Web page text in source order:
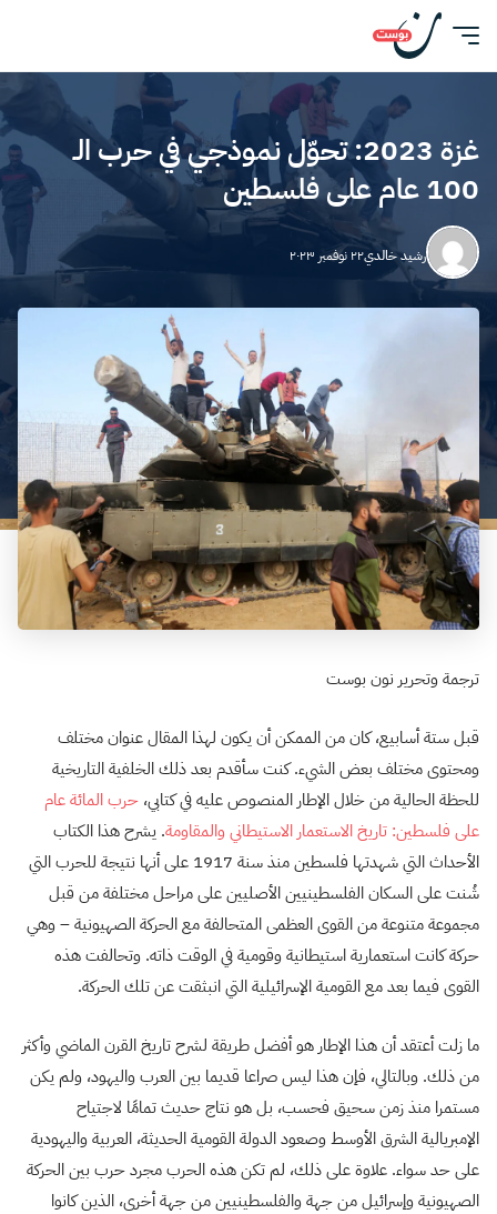
غزة 2023: تحوّل نموذجي في حرب الـ
100 عام على فلسطين
رشيد خالدي٢٢ نوفمبر ٢٠٢٣
ترجمة وتحرير نون بوست
قبل ستة أسابيع، كان من الممكن أن يكون لهذا المقال عنوان مختلف
ومحتوى مختلف بعض الشيء. كنت سأقدم بعد ذلك الخلفية التاريخية
للحظة الحالية من خلال الإطار المنصوص عليه في كتابي، حرب المائة عام
على فلسطين: تاريخ الاستعمار الاستيطاني والمقاومة. يشرح هذا الكتاب
الأحداث التي شهدتها فلسطين منذ سنة 1917 على أنها نتيجة للحرب التي
شُنت على السكان الفلسطينيين الأصليين على مراحل مختلفة من قبل
مجموعة متنوعة من القوى العظمى المتحالفة مع الحركة الصهيونية – وهي
حركة كانت استعمارية استيطانية وقومية في الوقت ذاته. وتحالفت هذه
القوى فيما بعد مع القومية الإسرائيلية التي انبثقت عن تلك الحركة.
ما زلت أعتقد أن هذا الإطار هو أفضل طريقة لشرح تاريخ القرن الماضي وأكثر
من ذلك. وبالتالي، فإن هذا ليس صراعا قديما بين العرب واليهود، ولم يكن
مستمرا منذ زمن سحيق فحسب، بل هو نتاج حديث تمامًا لاجتياح
الإمبريالية الشرق الأوسط وصعود الدولة القومية الحديثة، العربية واليهودية
على حد سواء. علاوة على ذلك، لم تكن هذه الحرب مجرد حرب بين الحركة
الصهيونية وإسرائيل من جهة والفلسطينيين من جهة أخرى، الذين كانوا